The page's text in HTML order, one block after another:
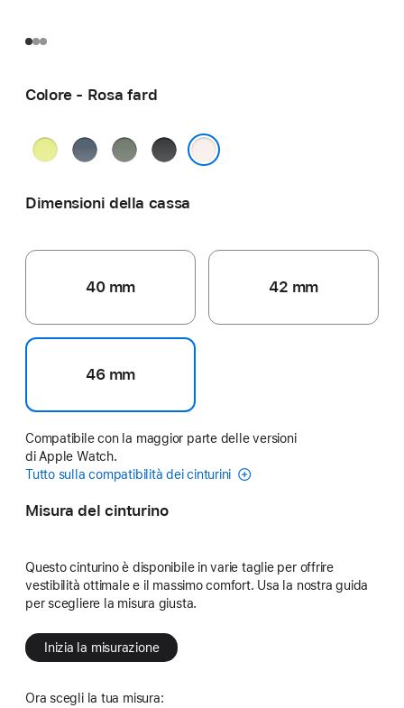
Colore - Rosa fard
Giallo
Blu
Grigioverde
Nero
Dimensioni della cassa
40 mm 42 mm
46 mm
Compatibile con la maggior parte delle versioni
di Apple Watch.
Tutto sulla compatibilità dei cinturini
Misura del cinturino
Questo cinturino è disponibile in varie taglie per offrire
vestibilità ottimale e il massimo comfort. Usa la nostra guida
per scegliere la misura giusta.
Inizia la misurazione
Ora scegli la tua misura: